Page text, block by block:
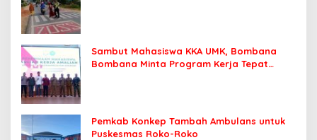
Sambut Mahasiswa KKA UMK, Bombana
Bombana Minta Program Kerja Tepat
Pemkab Konkep Tambah Ambulans untuk
Puskesmas Roko-Roko